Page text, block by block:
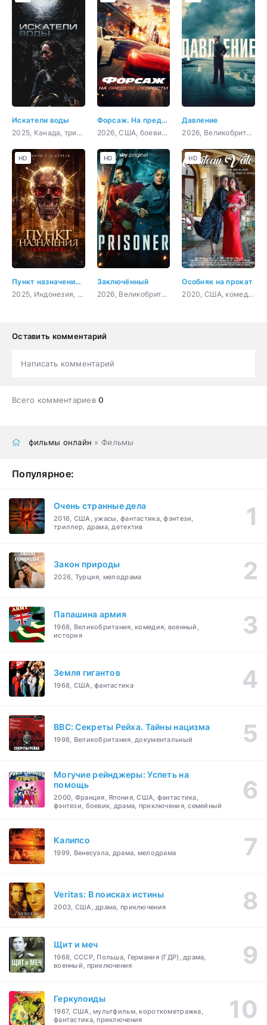
Искатели воды
2025, Канада, триллер
Форсаж. На пределе скорости
2026, США, боевик, криминал
Давление
2026, Великобритания, Франция, США, триллер, драма, военный, история
Пункт назначения. Новая кровь
2025, Индонезия, ужасы
HD
Заключённый
2026, Великобритания, боевик, триллер, криминал
HD
Особняк на прокат
2020, США, комедия
HD
Оставить комментарий
Написать комментарий
Всего комментариев0
фильмы онлайн » Фильмы
Популярное:
Очень странные дела
2016, США, ужасы, фантастика, фэнтези,
триллер, драма, детектив
Закон природы
2026, Турция, мелодрама
Папашина армия
1968, Великобритания, комедия, военный,
история
Земля гигантов
1968, США, фантастика
BBC: Секреты Рейха. Тайны нацизма
1998, Великобритания, документальный
Могучие рейнджеры: Успеть на
помощь
2000, Франция, Япония, США, фантастика,
фэнтези, боевик, драма, приключения, семейный
Калипсо
1999, Венесуэла, драма, мелодрама
Veritas: В поисках истины
2003, США, драма, приключения
Щит и меч
1968, СССР, Польша, Германия (ГДР), драма,
военный, приключения
Геркулоиды
1967, США, мультфильм, короткометражка,
фантастика, приключения